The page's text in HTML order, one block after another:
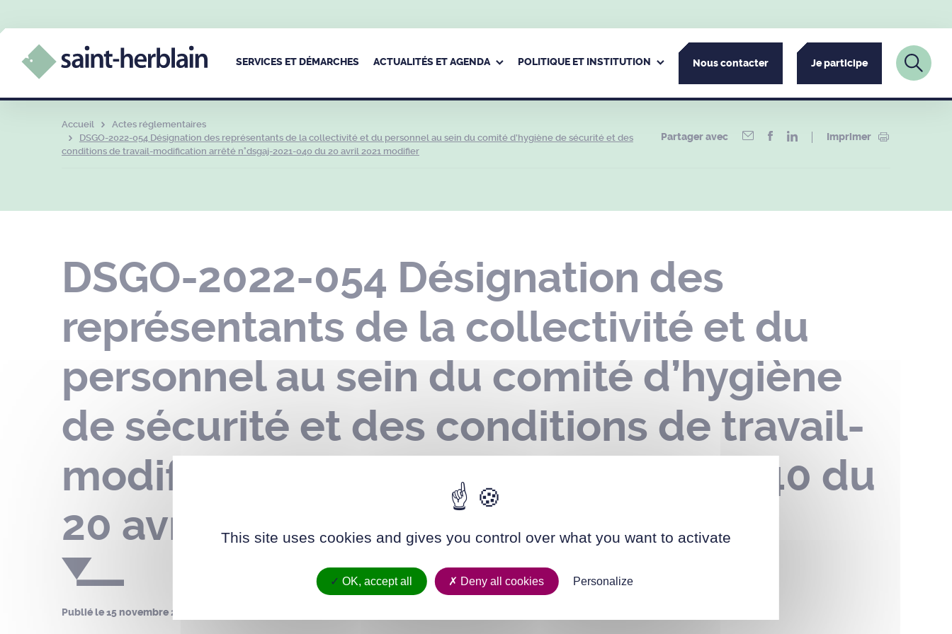
SERVICES ET DÉMARCHES ACTUALITÉS ET AGENDA POLITIQUE ET INSTITUTION Nous contacter Je participe
Accueil
Actes réglementaires
DSGO-2022-054 Désignation des représentants de la collectivité et du personnel au sein du comité d’hygiène de sécurité et des
conditions de travail-modification arrêté n°dsgaj-2021-040 du 20 avril 2021 modifier
Partager avec Imprimer
DSGO-2022-054 Désignation des
représentants de la collectivité et du
personnel au sein du comité d’hygiène
de sécurité et des conditions de travail-
modification arrêté n°dsgaj-2021-040 du
20 avril 2021 modifier
Publié le15 novembre 2022
This site uses cookies and gives you control over what you want to activate
OK, accept all Deny all cookies Personalize